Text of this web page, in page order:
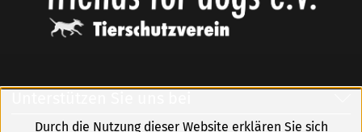
Durch die Nutzung dieser Website erklären Sie sich